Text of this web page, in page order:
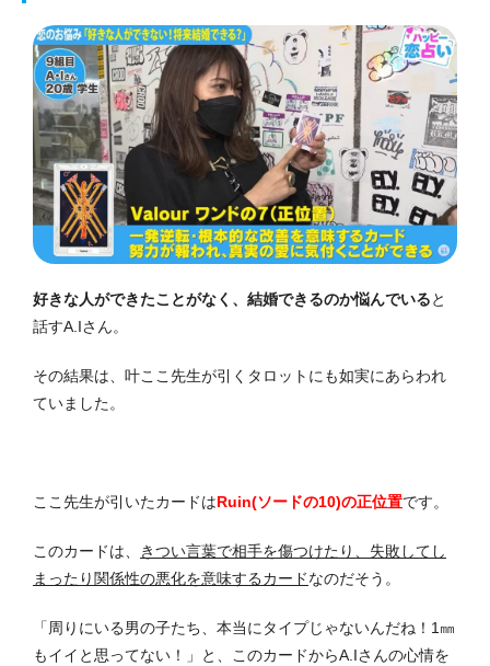
好きな人ができたことがなく、結婚できるのか悩んでいると
話すA.Iさん。
その結果は、叶ここ先生が引くタロットにも如実にあらわれ
ていました。
ここ先生が引いたカードはRuin(ソードの10)の正位置です。
このカードは、
きつい言葉で相手を傷つけたり、失敗してし
まったり関係性の悪化を意味するカードなのだそう。
「周りにいる男の子たち、本当にタイプじゃないんだね！1㎜
もイイと思ってない！」と、このカードからA.Iさんの心情を